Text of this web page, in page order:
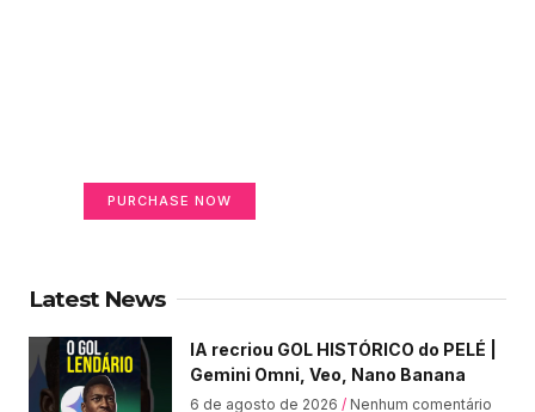
PURCHASE NOW
Latest News
IA recriou GOL HISTÓRICO do PELÉ |
Gemini Omni, Veo, Nano Banana
6 de agosto de 2026 Nenhum comentário